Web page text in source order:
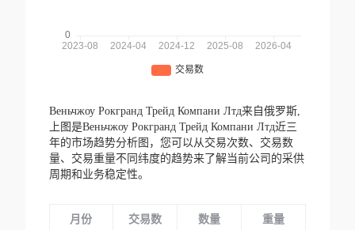
Веньчжоу Рокгранд Трейд Компани Лтд来自俄罗斯,
上图是Веньчжоу Рокгранд Трейд Компани Лтд近三
年的市场趋势分析图，您可以从交易次数、交易数
量、交易重量不同纬度的趋势来了解当前公司的采供
周期和业务稳定性。
月份 交易数 数量 重量